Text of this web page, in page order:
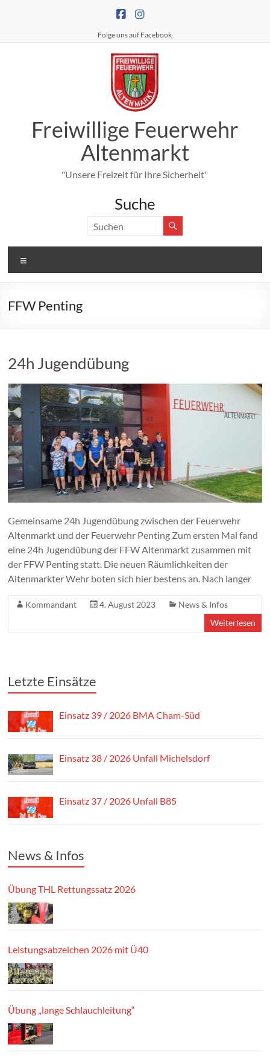
Folge uns auf Facebook
Freiwillige Feuerwehr
Altenmarkt
"Unsere Freizeit für Ihre Sicherheit"
Suche
FFW Penting
24h Jugendübung
Gemeinsame 24h Jugendübung zwischen der Feuerwehr
Altenmarkt und der Feuerwehr Penting Zum ersten Mal fand
eine 24h Jugendübung der FFW Altenmarkt zusammen mit
der FFW Penting statt. Die neuen Räumlichkeiten der
Altenmarkter Wehr boten sich hier bestens an. Nach langer
Kommandant 4. August 2023
News & Infos
Weiterlesen
Letzte Einsätze
Einsatz 39 / 2026 BMA Cham-Süd
Einsatz 38 / 2026 Unfall Michelsdorf
Einsatz 37 / 2026 Unfall B85
News & Infos
Übung THL Rettungssatz 2026
Leistungsabzeichen 2026 mit Ü40
Übung „lange Schlauchleitung“